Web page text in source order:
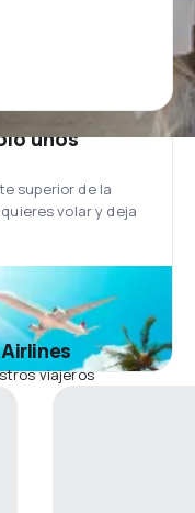
unos
superior de la
volar y deja
viajeros